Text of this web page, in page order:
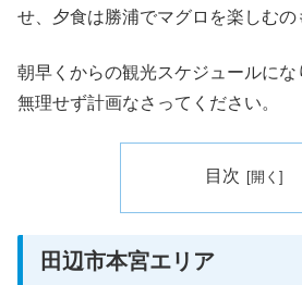
せ、夕食は勝浦でマグロを楽しむの
朝早くからの観光スケジュールに
無理せず計画なさってください。
目次
田辺市本宮エリア